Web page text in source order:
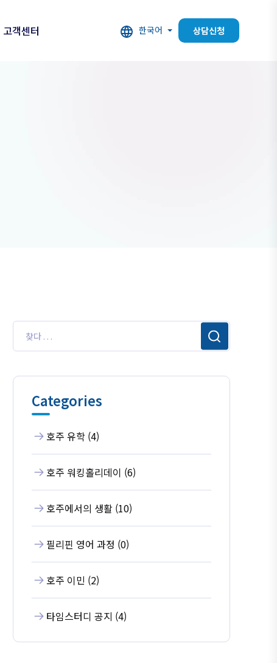
고객센터 한국어 상담신청
Categories
호주 유학 (4)
호주 워킹홀리데이 (6)
호주에서의 생활 (10)
필리핀 영어 과정 (0)
호주 이민 (2)
타임스터디 공지 (4)